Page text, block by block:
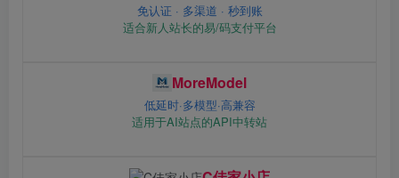
免认证 · 多渠道 · 秒到账
适合新人站长的易/码支付平台
MoreModel
低延时·多模型·高兼容
适用于AI站点的API中转站